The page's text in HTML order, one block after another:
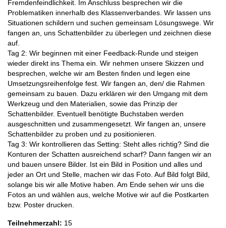
Fremdenfeindlichkeit. Im Anschluss besprechen wir die
Problematiken innerhalb des Klassenverbandes. Wir lassen uns
Situationen schildern und suchen gemeinsam Lösungswege. Wir
fangen an, uns Schattenbilder zu überlegen und zeichnen diese
auf.
Tag 2: Wir beginnen mit einer Feedback-Runde und steigen
wieder direkt ins Thema ein. Wir nehmen unsere Skizzen und
besprechen, welche wir am Besten finden und legen eine
Umsetzungsreihenfolge fest. Wir fangen an, den/ die Rahmen
gemeinsam zu bauen. Dazu erklären wir den Umgang mit dem
Werkzeug und den Materialien, sowie das Prinzip der
Schattenbilder. Eventuell benötigte Buchstaben werden
ausgeschnitten und zusammengesetzt. Wir fangen an, unsere
Schattenbilder zu proben und zu positionieren.
Tag 3: Wir kontrollieren das Setting: Steht alles richtig? Sind die
Konturen der Schatten ausreichend scharf? Dann fangen wir an
und bauen unsere Bilder. Ist ein Bild in Position und alles und
jeder an Ort und Stelle, machen wir das Foto. Auf Bild folgt Bild,
solange bis wir alle Motive haben. Am Ende sehen wir uns die
Fotos an und wählen aus, welche Motive wir auf die Postkarten
bzw. Poster drucken.
Teilnehmerzahl: 15